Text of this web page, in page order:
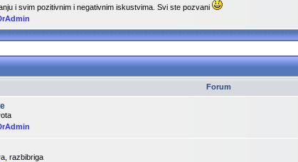
i svim pozitivnim i negativnim iskustvima. Svi ste pozvani
Forum
razbibriga